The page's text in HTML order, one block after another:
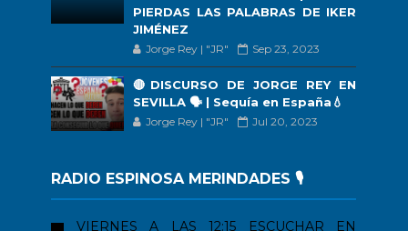
PIERDAS LAS PALABRAS DE IKER
JIMÉNEZ
Jorge Rey | "JR" Sep 23, 2023
🔴DISCURSO DE JORGE REY EN
SEVILLA 🗣 | Sequía en España💧
Jorge Rey | "JR" Jul 20, 2023
RADIO ESPINOSA MERINDADES 🎙️
VIERNES A LAS 12:15 ESCUCHAR EN